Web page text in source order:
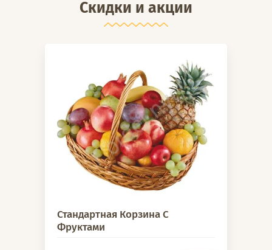
Скидки и акции
Стандартная Корзина С
Фруктами